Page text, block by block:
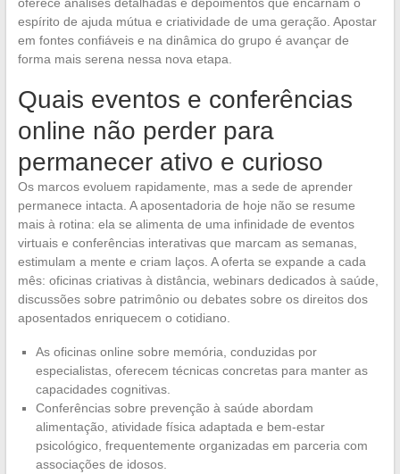
espírito de ajuda mútua e criatividade de uma geração. Apostar
em fontes confiáveis e na dinâmica do grupo é avançar de
forma mais serena nessa nova etapa.
Quais eventos e conferências
online não perder para
permanecer ativo e curioso
Os marcos evoluem rapidamente, mas a sede de aprender
permanece intacta. A aposentadoria de hoje não se resume
mais à rotina: ela se alimenta de uma infinidade de eventos
virtuais e conferências interativas que marcam as semanas,
estimulam a mente e criam laços. A oferta se expande a cada
mês: oficinas criativas à distância, webinars dedicados à saúde,
discussões sobre patrimônio ou debates sobre os direitos dos
aposentados enriquecem o cotidiano.
As oficinas online sobre memória, conduzidas por
especialistas, oferecem técnicas concretas para manter as
capacidades cognitivas.
Conferências sobre prevenção à saúde abordam
alimentação, atividade física adaptada e bem-estar
psicológico, frequentemente organizadas em parceria com
associações de idosos.